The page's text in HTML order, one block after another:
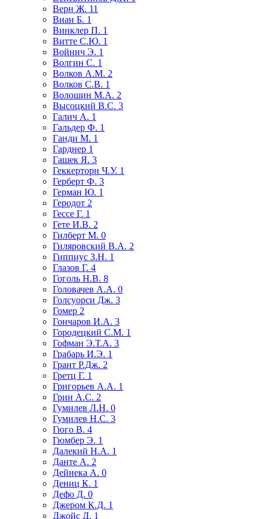
Верн Ж. 11
Виан Б. 1
Винклер П. 1
Витте С.Ю. 1
Войнич Э. 1
Волгин С. 1
Волков А.М. 2
Волков С.В. 1
Волошин М.А. 2
Высоцкий В.С. 3
Галич А. 1
Гальдер Ф. 1
Ганди М. 1
Гарднер 1
Гашек Я. 3
Геккерторн Ч.У. 1
Герберт Ф. 3
Герман Ю. 1
Геродот 2
Гессе Г. 1
Гете И.В. 2
Гилберт М. 0
Гиляровский В.А. 2
Гиппиус З.Н. 1
Глазов Г. 4
Гоголь Н.В. 8
Головачев А.А. 0
Голсуорси Дж. 3
Гомер 2
Гончаров И.А. 3
Городецкий С.М. 1
Гофман Э.Т.А. 3
Грабарь И.Э. 1
Грант Р.Дж. 2
Гретц Г. 1
Григорьев А.А. 1
Грин А.С. 2
Гумилев Л.Н. 0
Гумилев Н.С. 3
Гюго В. 4
Гюмбер Э. 1
Далекий Н.А. 1
Данте А. 2
Дейнека А. 0
Дениц К. 1
Дефо Д. 0
Джером К.Д. 1
Джойс Д. 1